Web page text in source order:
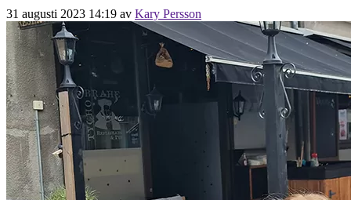
31 augusti 2023 14:19 av Kary Persson